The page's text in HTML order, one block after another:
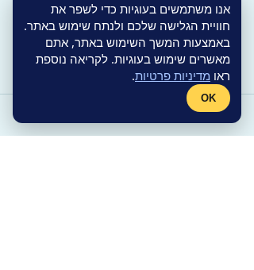
אנו משתמשים בעוגיות כדי לשפר את
חוויית הגלישה שלכם ולנתח שימוש באתר.
באמצעות המשך השימוש באתר, אתם
מאשרים שימוש בעוגיות. לקריאה נוספת
ראו מדיניות פרטיות.
OK